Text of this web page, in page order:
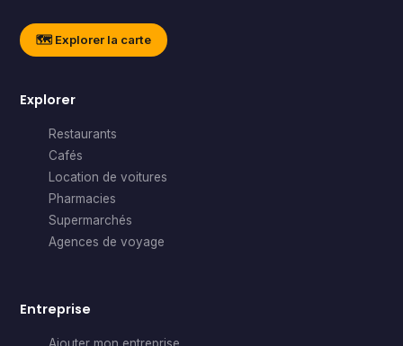
🗺️ Explorer la carte
Explorer
Restaurants
Cafés
Location de voitures
Pharmacies
Supermarchés
Agences de voyage
Entreprise